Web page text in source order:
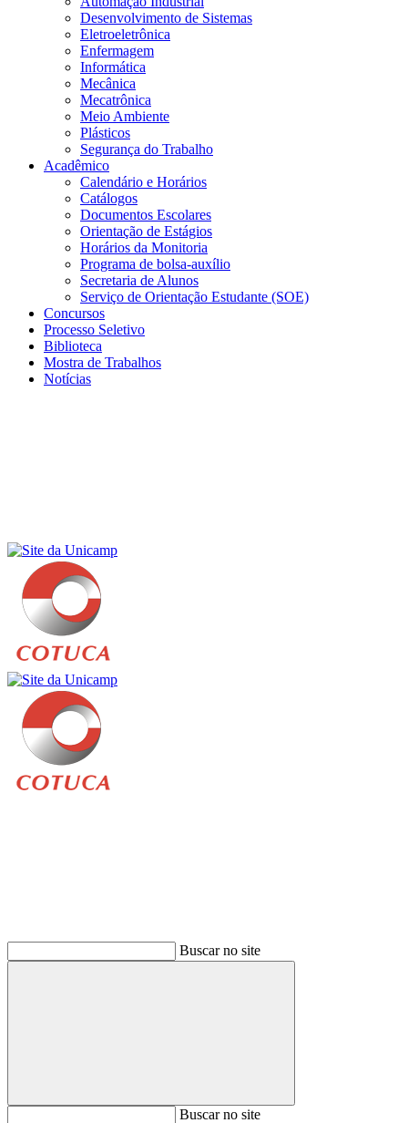
Desenvolvimento de Sistemas
Eletroeletrônica
Enfermagem
Informática
Mecânica
Mecatrônica
Meio Ambiente
Plásticos
Segurança do Trabalho
Acadêmico
Calendário e Horários
Catálogos
Documentos Escolares
Orientação de Estágios
Horários da Monitoria
Programa de bolsa-auxílio
Secretaria de Alunos
Serviço de Orientação Estudante (SOE)
Concursos
Processo Seletivo
Biblioteca
Mostra de Trabalhos
Notícias
Buscar no site
BuscarBuscar no site